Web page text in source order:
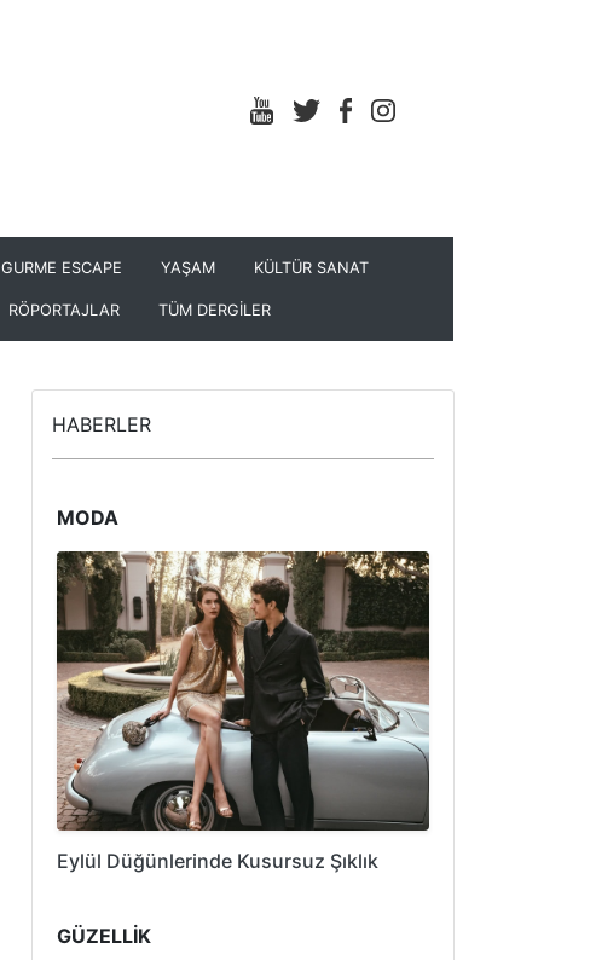
GURME ESCAPE YAŞAM KÜLTÜR SANAT
RÖPORTAJLAR TÜM DERGİLER
HABERLER
MODA
Eylül Düğünlerinde Kusursuz Şıklık
GÜZELLİK